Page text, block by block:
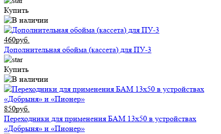
Купить
460руб.
Дополнительная обойма (кассета) для ПУ-3
Купить
850руб.
Переходники для применения БАМ 13x50 в устройствах
«Добрыня» и «Пионер»